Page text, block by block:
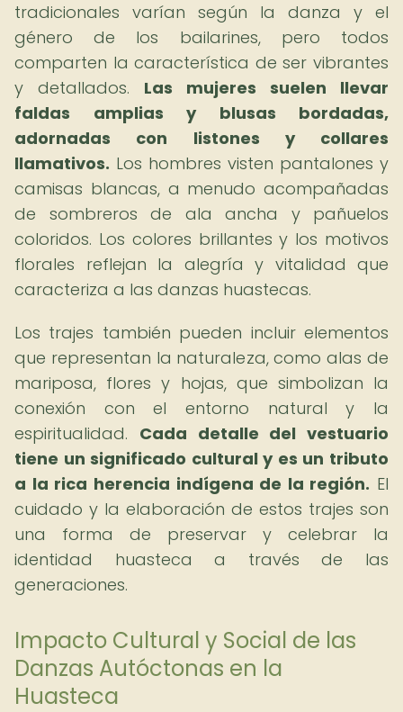
tradicionales varían según la danza y el
género de los bailarines, pero todos
comparten la característica de ser vibrantes
y detallados. Las mujeres suelen llevar
faldas amplias y blusas bordadas,
adornadas con listones y collares
llamativos. Los hombres visten pantalones y
camisas blancas, a menudo acompañadas
de sombreros de ala ancha y pañuelos
coloridos. Los colores brillantes y los motivos
florales reflejan la alegría y vitalidad que
caracteriza a las danzas huastecas.
Los trajes también pueden incluir elementos
que representan la naturaleza, como alas de
mariposa, flores y hojas, que simbolizan la
conexión con el entorno natural y la
espiritualidad. Cada detalle del vestuario
tiene un significado cultural y es un tributo
a la rica herencia indígena de la región. El
cuidado y la elaboración de estos trajes son
una forma de preservar y celebrar la
identidad huasteca a través de las
generaciones.
Impacto Cultural y Social de las
Danzas Autóctonas en la
Huasteca